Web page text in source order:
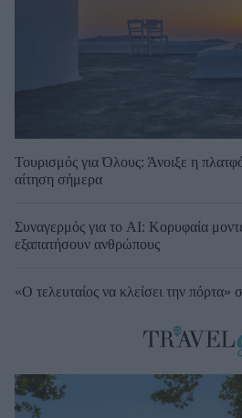
Τουρισμός για Όλους: Άνοιξε η
αίτηση σήμερα
Συναγερμός για το AI: Κορυφαία
εξαπατήσουν ανθρώπους
«Ο τελευταίος να κλείσει την